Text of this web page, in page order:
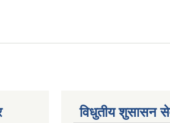
विधुतीय शुसासन